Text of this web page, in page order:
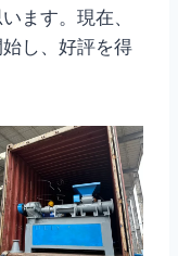
ます。現在、
し、好評を得